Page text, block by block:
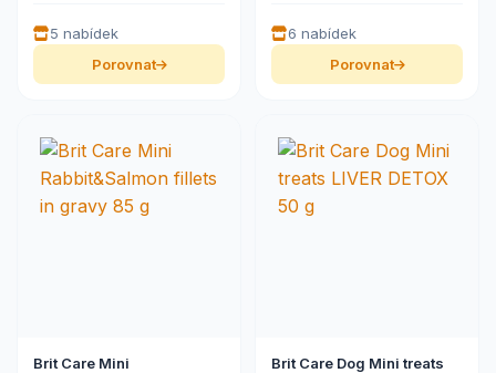
5 nabídek
Porovnat
6 nabídek
Porovnat
Brit Care Mini
Brit Care Dog Mini treats